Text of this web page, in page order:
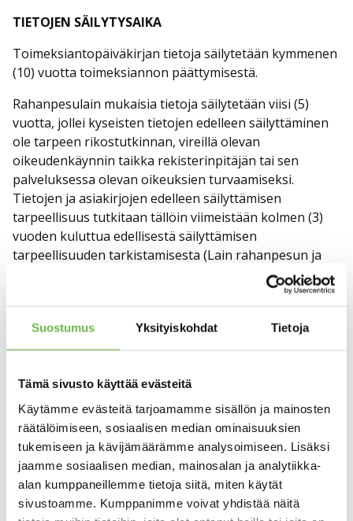
Suostumus Yksityiskohdat Tietoja
Tämä sivusto käyttää evästeitä
Käytämme evästeitä tarjoamamme sisällön ja mainosten
räätälöimiseen, sosiaalisen median ominaisuuksien
tukemiseen ja kävijämäärämme analysoimiseen. Lisäksi
jaamme sosiaalisen median, mainosalan ja analytiikka-
alan kumppaneillemme tietoja siitä, miten käytät
sivustoamme. Kumppanimme voivat yhdistää näitä
TIETOJEN SÄILYTYSAIKA
Toimeksiantopäiväkirjan tietoja säilytetään kymmenen
(10) vuotta toimeksiannon päättymisestä.
Rahanpesulain mukaisia tietoja säilytetään viisi (5)
vuotta, jollei kyseisten tietojen edelleen säilyttäminen
ole tarpeen rikostutkinnan, vireillä olevan
oikeudenkäynnin taikka rekisterinpitäjän tai sen
palveluksessa olevan oikeuksien turvaamiseksi.
Tietojen ja asiakirjojen edelleen säilyttämisen
tarpeellisuus tutkitaan tällöin viimeistään kolmen (3)
vuoden kuluttua edellisestä säilyttämisen
tarpeellisuuden tarkistamisesta (Lain rahanpesun ja
terrorismin rahoittamisen estämisestä, 444/2017, 4 §).
Muut henkilötiedot poistetaan sen jälkeen, kun
henkilötiedon säilyttämiselle ei enää ole tarvetta. Mikäli
poistetaan henkilötiedot tämän pyynnöstä.
SÄÄNNÖNMUKAISET TIETOLÄHTEET / MISTÄ
TIETOJA KERÄTÄÄN?
Henkilötietoja kerätään Asiakkaalta itseltään
toimeksiantosopimuksen, osto- tai vuokratarjouksen
ja muiden toimeksiantoon liittyvien tapahtumien,